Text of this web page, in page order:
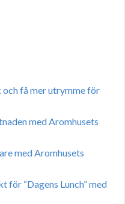
få mer utrymme för
med Aromhusets
med Aromhusets
“Dagens Lunch” med